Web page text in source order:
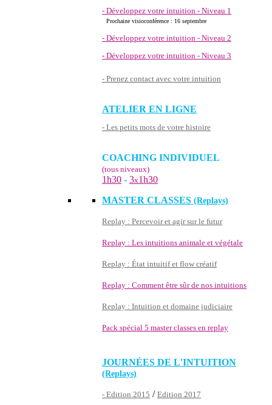
- Développez votre intuition - Niveau 1
Prochaine visioconférence : 16 septembre
- Développez votre intuition - Niveau 2
- Développez votre intuition - Niveau 3
- Prenez contact avec votre intuition
ATELIER EN LIGNE
- Les petits mots de votre histoire
COACHING INDIVIDUEL
(tous niveaux)
1h30 - 3x1h30
MASTER CLASSES (Replays)
Replay : Percevoir et agir sur le futur
Replay : Les intuitions animale et végétale
Replay : État intuitif et flow créatif
Replay : Comment être sûr de nos intuitions
Replay : Intuition et domaine judiciaire
Pack spécial 5 master classes en replay
JOURNÉES DE L'INTUITION
(Replays)
- Edition 2015 / Edition 2017